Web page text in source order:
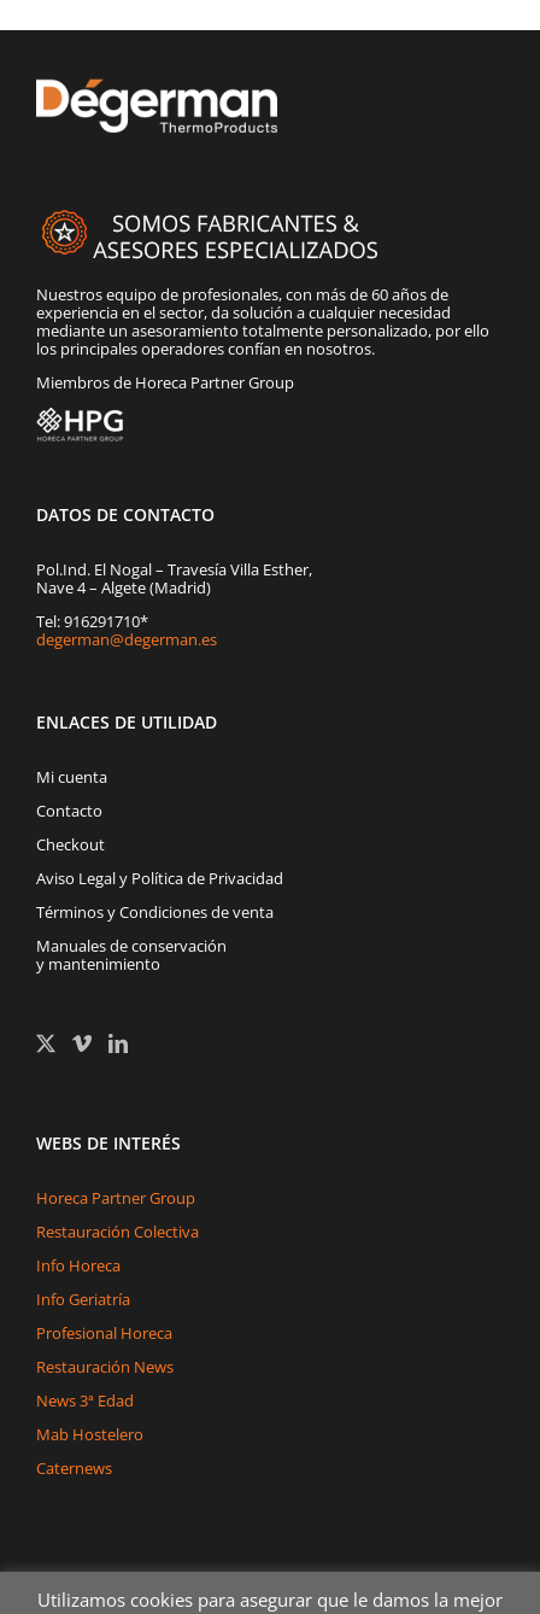
Nuestros equipo de profesionales, con más de 60 años de
experiencia en el sector, da solución a cualquier necesidad
mediante un asesoramiento totalmente personalizado, por ello
los principales operadores confían en nosotros.
Miembros de Horeca Partner Group
DATOS DE CONTACTO
Pol.Ind. El Nogal – Travesía Villa Esther,
Nave 4 – Algete (Madrid)
Tel: 916291710*
degerman@degerman.es
ENLACES DE UTILIDAD
Mi cuenta
Contacto
Checkout
Aviso Legal y Política de Privacidad
Términos y Condiciones de venta
Manuales de conservación
y mantenimiento
WEBS DE INTERÉS
Horeca Partner Group
Restauración Colectiva
Info Horeca
Info Geriatría
Profesional Horeca
Restauración News
News 3ª Edad
Mab Hostelero
Caternews
Utilizamos cookies para asegurar que le damos la mejor